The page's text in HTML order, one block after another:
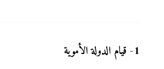
1
- قيام الدولة الأموية